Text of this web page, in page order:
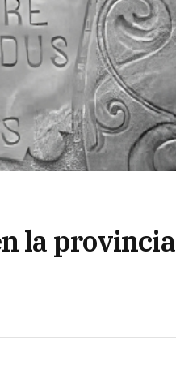
la provincia